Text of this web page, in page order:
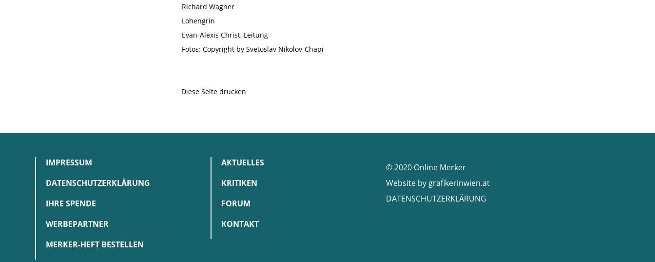
Richard Wagner
Lohengrin
Evan-Alexis Christ, Leitung
Fotos: Copyright by Svetoslav Nikolov-Chapi
Diese Seite drucken
IMPRESSUM
DATENSCHUTZERKLÄRUNG
IHRE SPENDE
WERBEPARTNER
MERKER-HEFT BESTELLEN
AKTUELLES
KRITIKEN
FORUM
KONTAKT
© 2020 Online Merker
Website by grafikerinwien.at
DATENSCHUTZERKLÄRUNG